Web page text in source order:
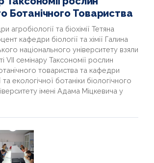
ДОСЛІДЖЕННЯ
Ботанічного Товариства
агробіології та біохімії Тетяна
кафедри біології та хімії Галина
національного університету взяли
VII семінару Таксономії рослин
товариства та кафедри
екологічної ботаніки біологічного
імені Адама Міцкевича у